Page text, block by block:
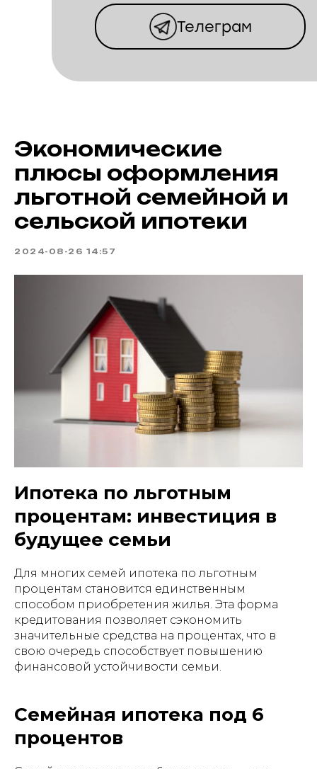
ДОЛИНА
Телеграм
Экономические
плюсы оформления
льготной семейной и
сельской ипотеки
2024-08-26 14:57
Ипотека по льготным
процентам: инвестиция в
будущее семьи
Для многих семей ипотека по льготным
процентам становится единственным
способом приобретения жилья. Эта форма
кредитования позволяет сэкономить
значительные средства на процентах, что в
свою очередь способствует повышению
финансовой устойчивости семьи.
Семейная ипотека под 6
процентов